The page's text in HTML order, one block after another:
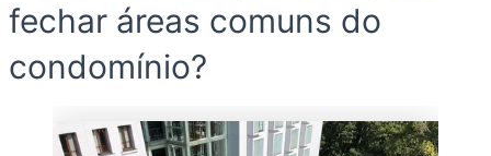
fechar áreas comuns do
condomínio?